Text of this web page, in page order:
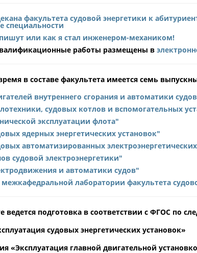
факультета судовой энергетики к
специальности
или как я стал инженером-механиком!
работы размещены в
в составе факультета имеется семь
внутреннего сгорания и автоматики
судовых котлов и вспомогательных
эксплуатации флота"
ядерных энергетических установок"
автоматизированных
судовой электроэнергетики"
и автоматики судов"
лаборатории факультета
ведется подготовка в соответствии с ФГОС по
судовых энергетических установок»
«Эксплуатация главной двигательной